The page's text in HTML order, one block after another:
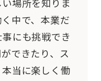
場所を知りま
中で、本業だ
にも挑戦でき
できたり、ス
当に楽しく働